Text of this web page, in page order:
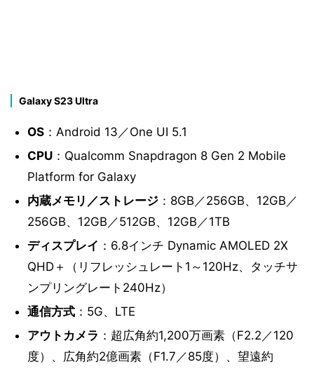
Galaxy S23 Ultra
OS：Android 13／One UI 5.1
CPU：Qualcomm Snapdragon 8 Gen 2 Mobile
Platform for Galaxy
内蔵メモリ／ストレージ：8GB／256GB、12GB／
256GB、12GB／512GB、12GB／1TB
ディスプレイ ：6.8インチ Dynamic AMOLED 2X
QHD＋（リフレッシュレート1～120Hz、タッチサ
ンプリングレート240Hz）
通信方式：5G、LTE
アウトカメラ ：超広角約1,200万画素（F2.2／120
度）、広角約2億画素（F1.7／85度）、望遠約